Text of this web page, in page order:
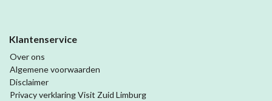
Klantenservice
Over ons
Algemene voorwaarden
Disclaimer
Privacy verklaring Visit Zuid Limburg